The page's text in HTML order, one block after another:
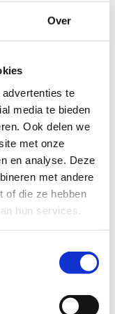
Over
te
media te bieden
Ook delen we
met onze
en analyse. Deze
met andere
of die ze hebben
hun services.